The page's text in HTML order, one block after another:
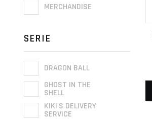
MERCHANDISE
SERIE
DRAGON BALL
GHOST IN THE
SHELL
KIKI'S DELIVERY
SERVICE